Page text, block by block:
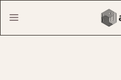
σε
Menu